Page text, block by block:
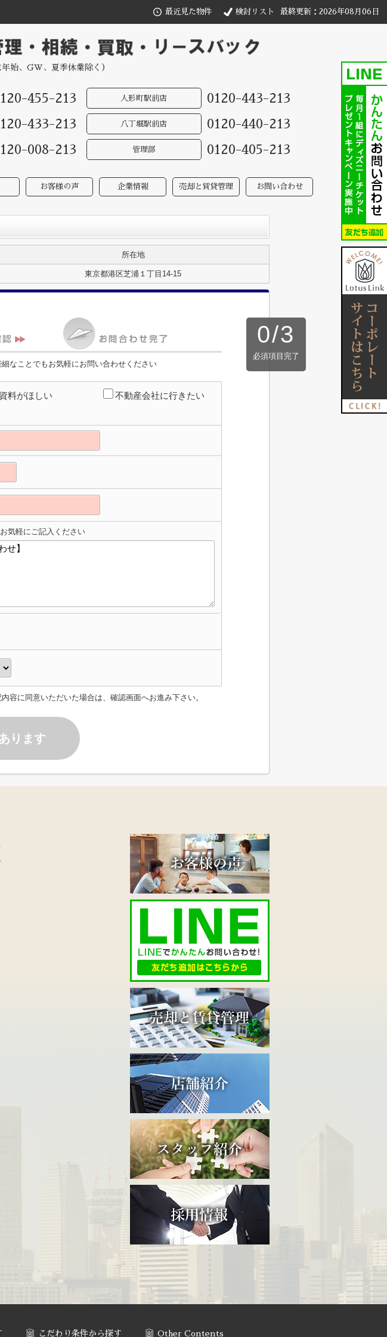
最近見た物件 検討リスト 最終更新：2026年08月06日
始、GW、夏季休業除く）
455-213 人形町駅前店 0120-443-213
433-213 八丁堀駅前店 0120-440-213
008-213 管理部 0120-405-213
お客様の声 企業情報 売却と賃貸管理 お問い合わせ
所在地
東京都港区芝浦１丁目14-15
0/3
必須項目完了
なことでもお気軽にお問い合わせください
資料がほしい
不動産会社に行きたい
気軽にご記入ください
容に同意いただいた場合は、確認画面へお進み下さい。
ります
こだわり条件から探す Other Contents